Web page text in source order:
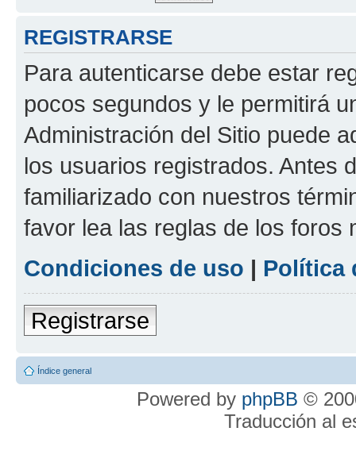
REGISTRARSE
Para autenticarse debe estar
pocos segundos y le permitirá
Administración del Sitio puede
los usuarios registrados. Antes
familiarizado con nuestros
favor lea las reglas de los foros
Condiciones de uso | Política
Registrarse
Índice general
Powered by phpBB ©
Traducción al